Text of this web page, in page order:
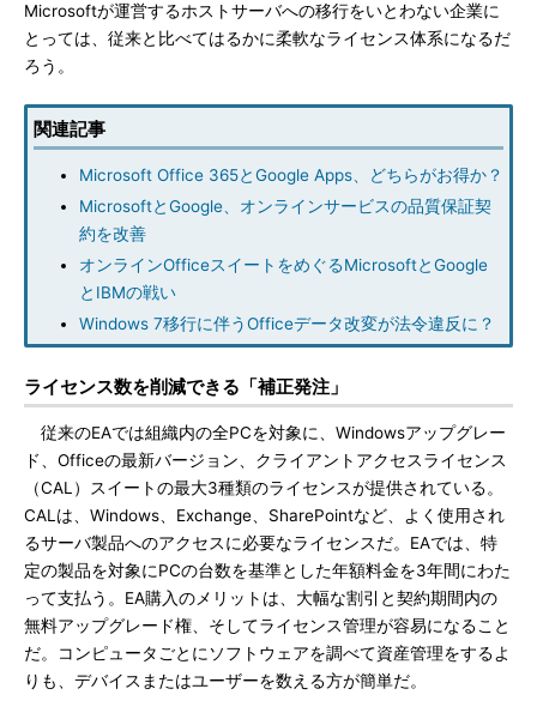
Microsoftが運営するホストサーバへの移行をいとわない企業に
とっては、従来と比べてはるかに柔軟なライセンス体系になるだ
ろう。
関連記事
Microsoft Office 365とGoogle Apps、どちらがお得か？
MicrosoftとGoogle、オンラインサービスの品質保証契
約を改善
オンラインOfficeスイートをめぐるMicrosoftとGoogle
とIBMの戦い
Windows 7移行に伴うOfficeデータ改変が法令違反に？
ライセンス数を削減できる「補正発注」
従来のEAでは組織内の全PCを対象に、Windowsアップグレー
ド、Officeの最新バージョン、クライアントアクセスライセンス
（CAL）スイートの最大3種類のライセンスが提供されている。
CALは、Windows、Exchange、SharePointなど、よく使用され
るサーバ製品へのアクセスに必要なライセンスだ。EAでは、特
定の製品を対象にPCの台数を基準とした年額料金を3年間にわた
って支払う。EA購入のメリットは、大幅な割引と契約期間内の
無料アップグレード権、そしてライセンス管理が容易になること
だ。コンピュータごとにソフトウェアを調べて資産管理をするよ
りも、デバイスまたはユーザーを数える方が簡単だ。